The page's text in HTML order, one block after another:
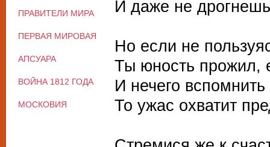
И даже не
Но если не
Ты юность прожил,
И нечего
То ужас охватит
ПРАВИТЕЛИ МИРА
ПЕРВАЯ МИРОВАЯ
АПСУАРА
ВОЙНА 1812 ГОДА
МОСКОВИЯ